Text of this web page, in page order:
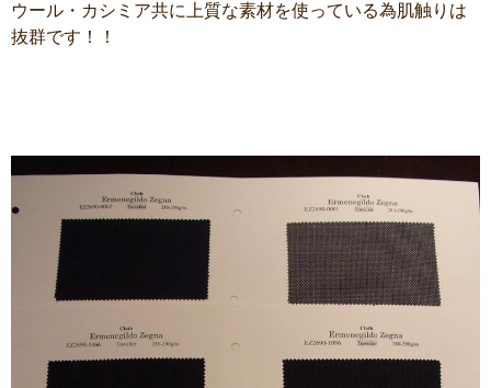
ウール・カシミア共に上質な素材を使っている為肌触りは
抜群です！！